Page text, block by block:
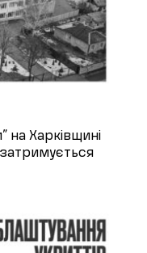
на Харківщині
затримується